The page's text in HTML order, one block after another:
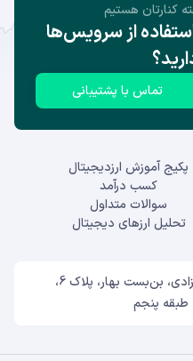
کنارتان هستیم
از سرویس‌ها
تماس با پشتیبانی
پکیج آموزش ارزدیجیتال
کسب درآمد
سوالات متداول
تحلیل ارزهای دیجیتال
آدرس: تهران، زعفرانیه، بلوار بهزادی، بن‌بست بهار، پلاک 6،
طبقه پنجم